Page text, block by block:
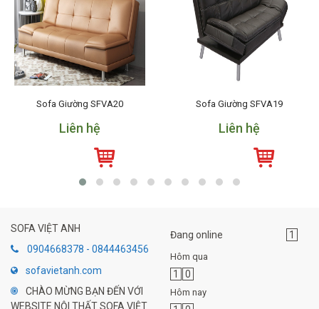
Sofa Giường SFVA20
Liên hệ
Sofa Giường SFVA19
Liên hệ
SOFA VIỆT ANH
0904668378 - 0844463456
sofavietanh.com
CHÀO MỪNG BẠN ĐẾN VỚI
WEBSITE NỘI THẤT SOFA VIỆT
Đang online 1
Hôm qua
1 0
Hôm nay